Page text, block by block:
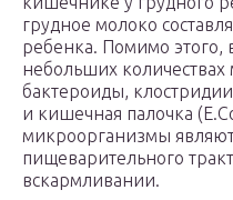
грудное молоко
ребенка. Помимо этого,
небольших количествах
бактероиды,
и кишечная палочка
микроорганизмы
пищеварительного
вскармливании.